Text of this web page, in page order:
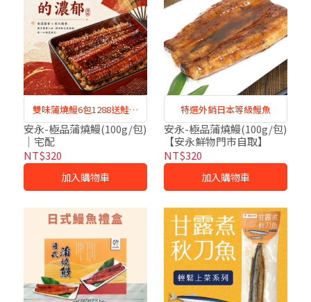
雙味蒲燒鰻6包1288送鮭魚
肉
安永-極品蒲燒鰻(100g/包)
｜宅配
NT$320
加入購物車
特選外銷日本等級鰻魚
安永-極品蒲燒鰻(100g/包)
【安永鮮物門市自取】
NT$320
加入購物車